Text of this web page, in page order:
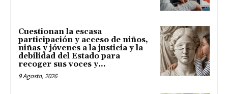
Cuestionan la escasa
participación y acceso de niños,
niñas y jóvenes a la justicia y la
debilidad del Estado para
recoger sus voces y...
9 Agosto, 2026